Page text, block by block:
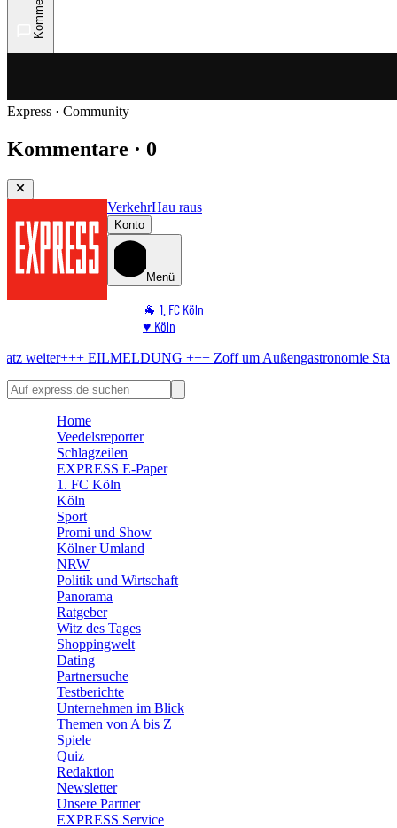
Express · Community
Kommentare · 0
VerkehrHau raus
Konto
Menü
🐐 1. FC Köln
♥️ Köln
🏆 Sport
+++Zoff um AußengastronomieStadt knickt ein – so geht's
Home
Veedelsreporter
Schlagzeilen
EXPRESS E-Paper
1. FC Köln
Köln
Sport
Promi und Show
Kölner Umland
NRW
Politik und Wirtschaft
Panorama
Ratgeber
Witz des Tages
Shoppingwelt
Dating
Partnersuche
Testberichte
Unternehmen im Blick
Themen von A bis Z
Spiele
Quiz
Redaktion
Newsletter
Unsere Partner
EXPRESS Service